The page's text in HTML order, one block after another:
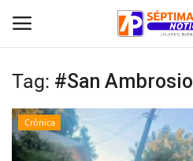
Inicio
Crónica
Tag: #San Ambrosio
Crónica